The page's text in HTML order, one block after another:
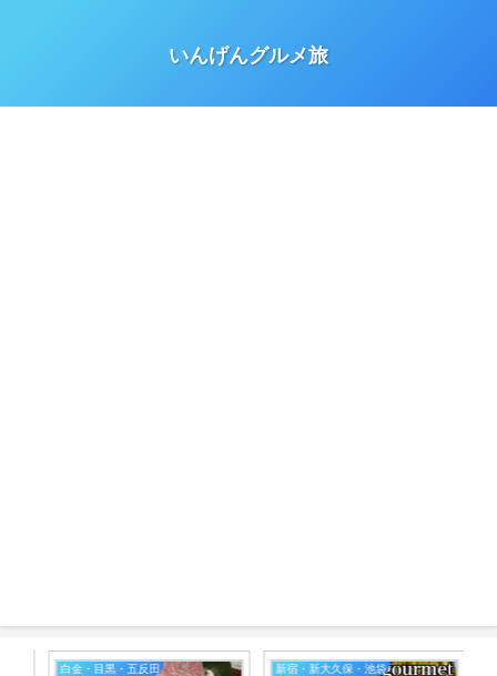
いんげんグルメ旅
白金・目黒・五反田 新宿・新大久保・池袋